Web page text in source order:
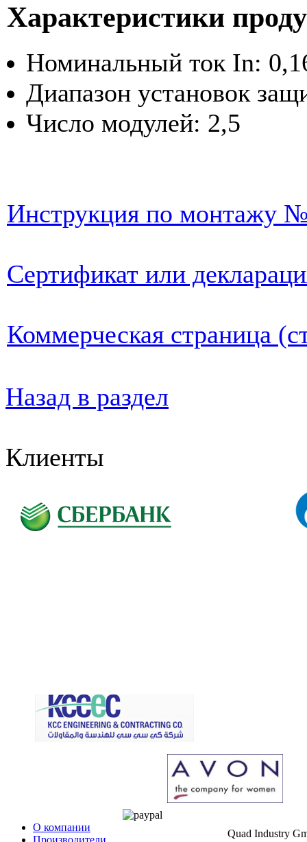
Характеристики
Номинальный ток In:
Диапазон установок
Число модулей: 2,5
Инструкция по монтажу
Сертификат или
Коммерческая страница
Назад в раздел
Клиенты
О компании
Производители
Quad Industry